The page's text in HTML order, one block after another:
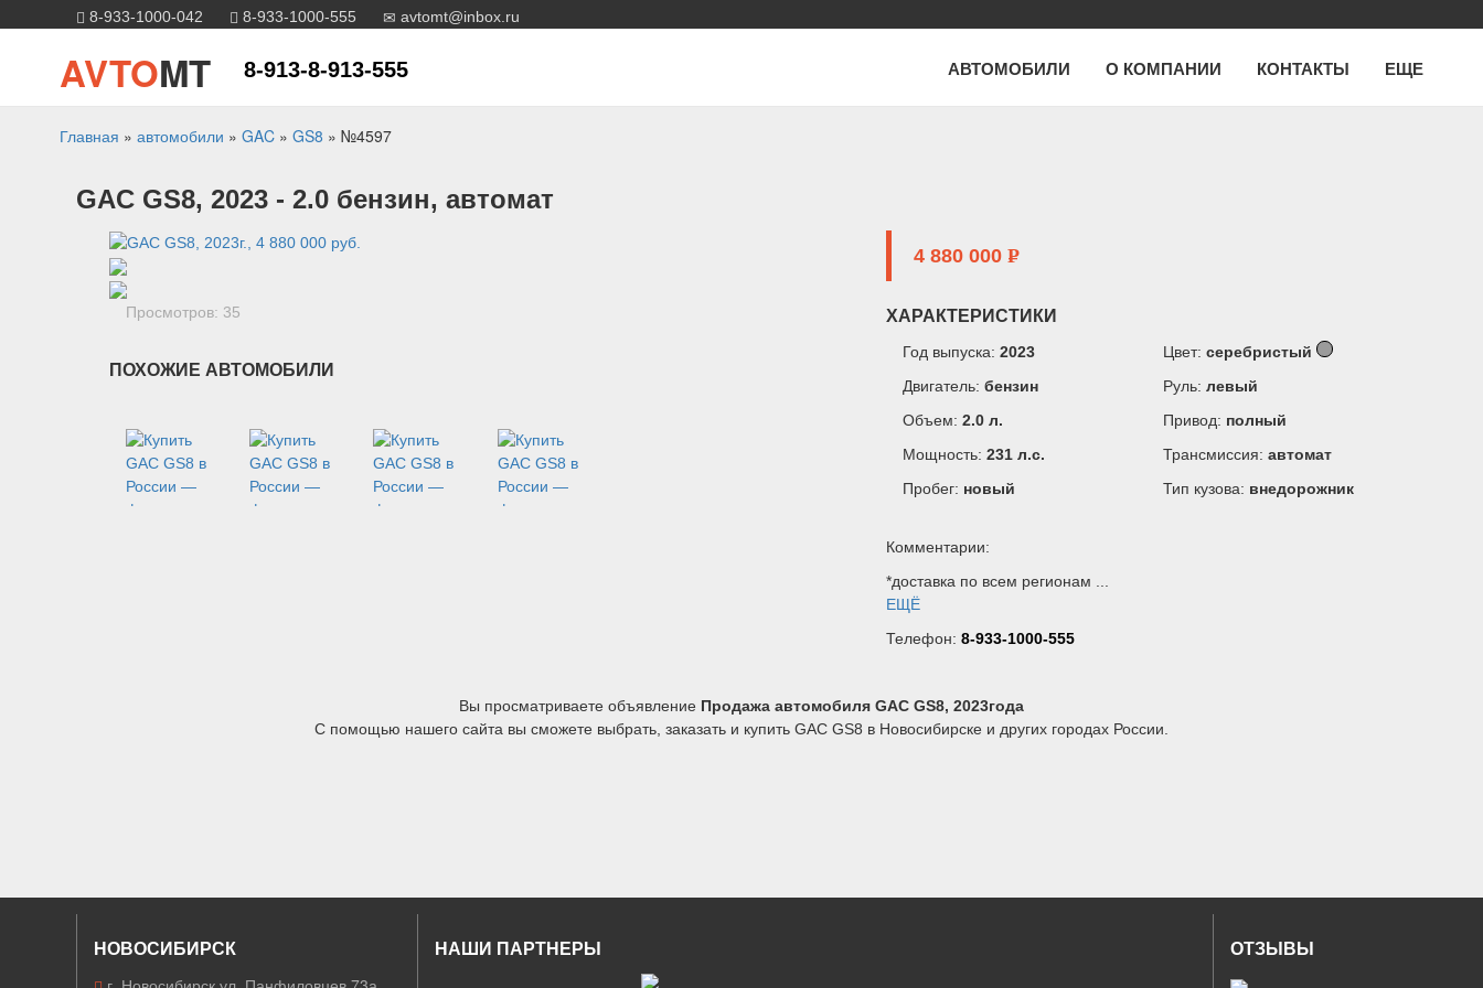
8-933-1000-042 8-933-1000-555 avtomt@inbox.ru
AVTOMT 8-913-8-913-555 АВТОМОБИЛИ О КОМПАНИИ КОНТАКТЫ ЕЩЕ
Главная » автомобили » GAC» GS8 » №4597
GAC GS8, 2023 - 2.0 бензин, автомат
Просмотров: 35
ПОХОЖИЕ АВТОМОБИЛИ
4 880 000 P
ХАРАКТЕРИСТИКИ
Год выпуска: 2023
Двигатель: бензин
Объем: 2.0 л.
Мощность: 231 л.c.
Пробег: новый
Цвет:серебристый
Руль:левый
Привод: полный
Трансмиссия:автомат
Тип кузова: внедорожник
Комментарии:
*доставка по всем регионам ...
ЕЩЁ
Телефон: 8-933-1000-555
Вы просматриваете объявление Продажа автомобиля GAC GS8, 2023года
С помощью нашего сайта вы сможете выбрать, заказать и купить GAC GS8 в Новосибирске и других городах России.
НОВОСИБИРСК НАШИ ПАРТНЕРЫ ОТЗЫВЫ